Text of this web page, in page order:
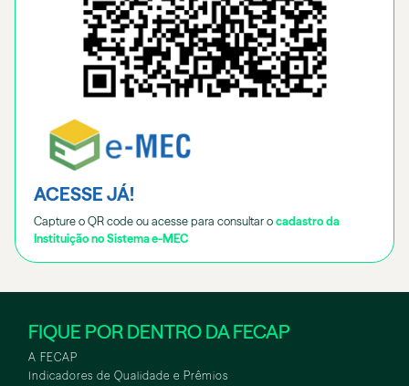
ACESSE JÁ!
Capture o QR code ou acesse para consultar o cadastro da
Instituição no Sistema e-MEC
FIQUE POR DENTRO DA FECAP
A FECAP
Indicadores de Qualidade e Prêmios